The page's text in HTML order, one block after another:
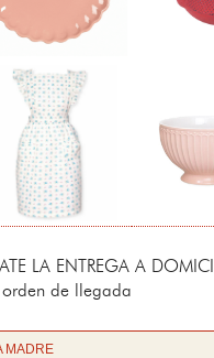
LA ENTREGA A
de llegada
MADRE